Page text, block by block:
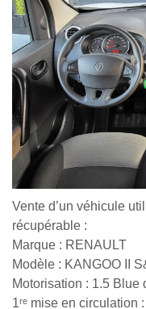
Vente d’un véhicule
récupérable :
Marque : RENAULT
Modèle : KANGOO II
Motorisation : 1.5 Blue
1ʳᵉ mise en circulation